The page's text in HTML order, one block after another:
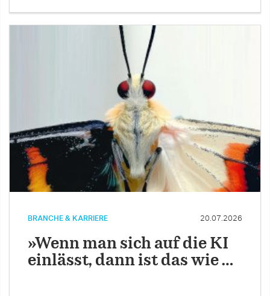
BRANCHE & KARRIERE 20.07.2026
»Wenn man sich auf die KI
einlässt, dann ist das wie …